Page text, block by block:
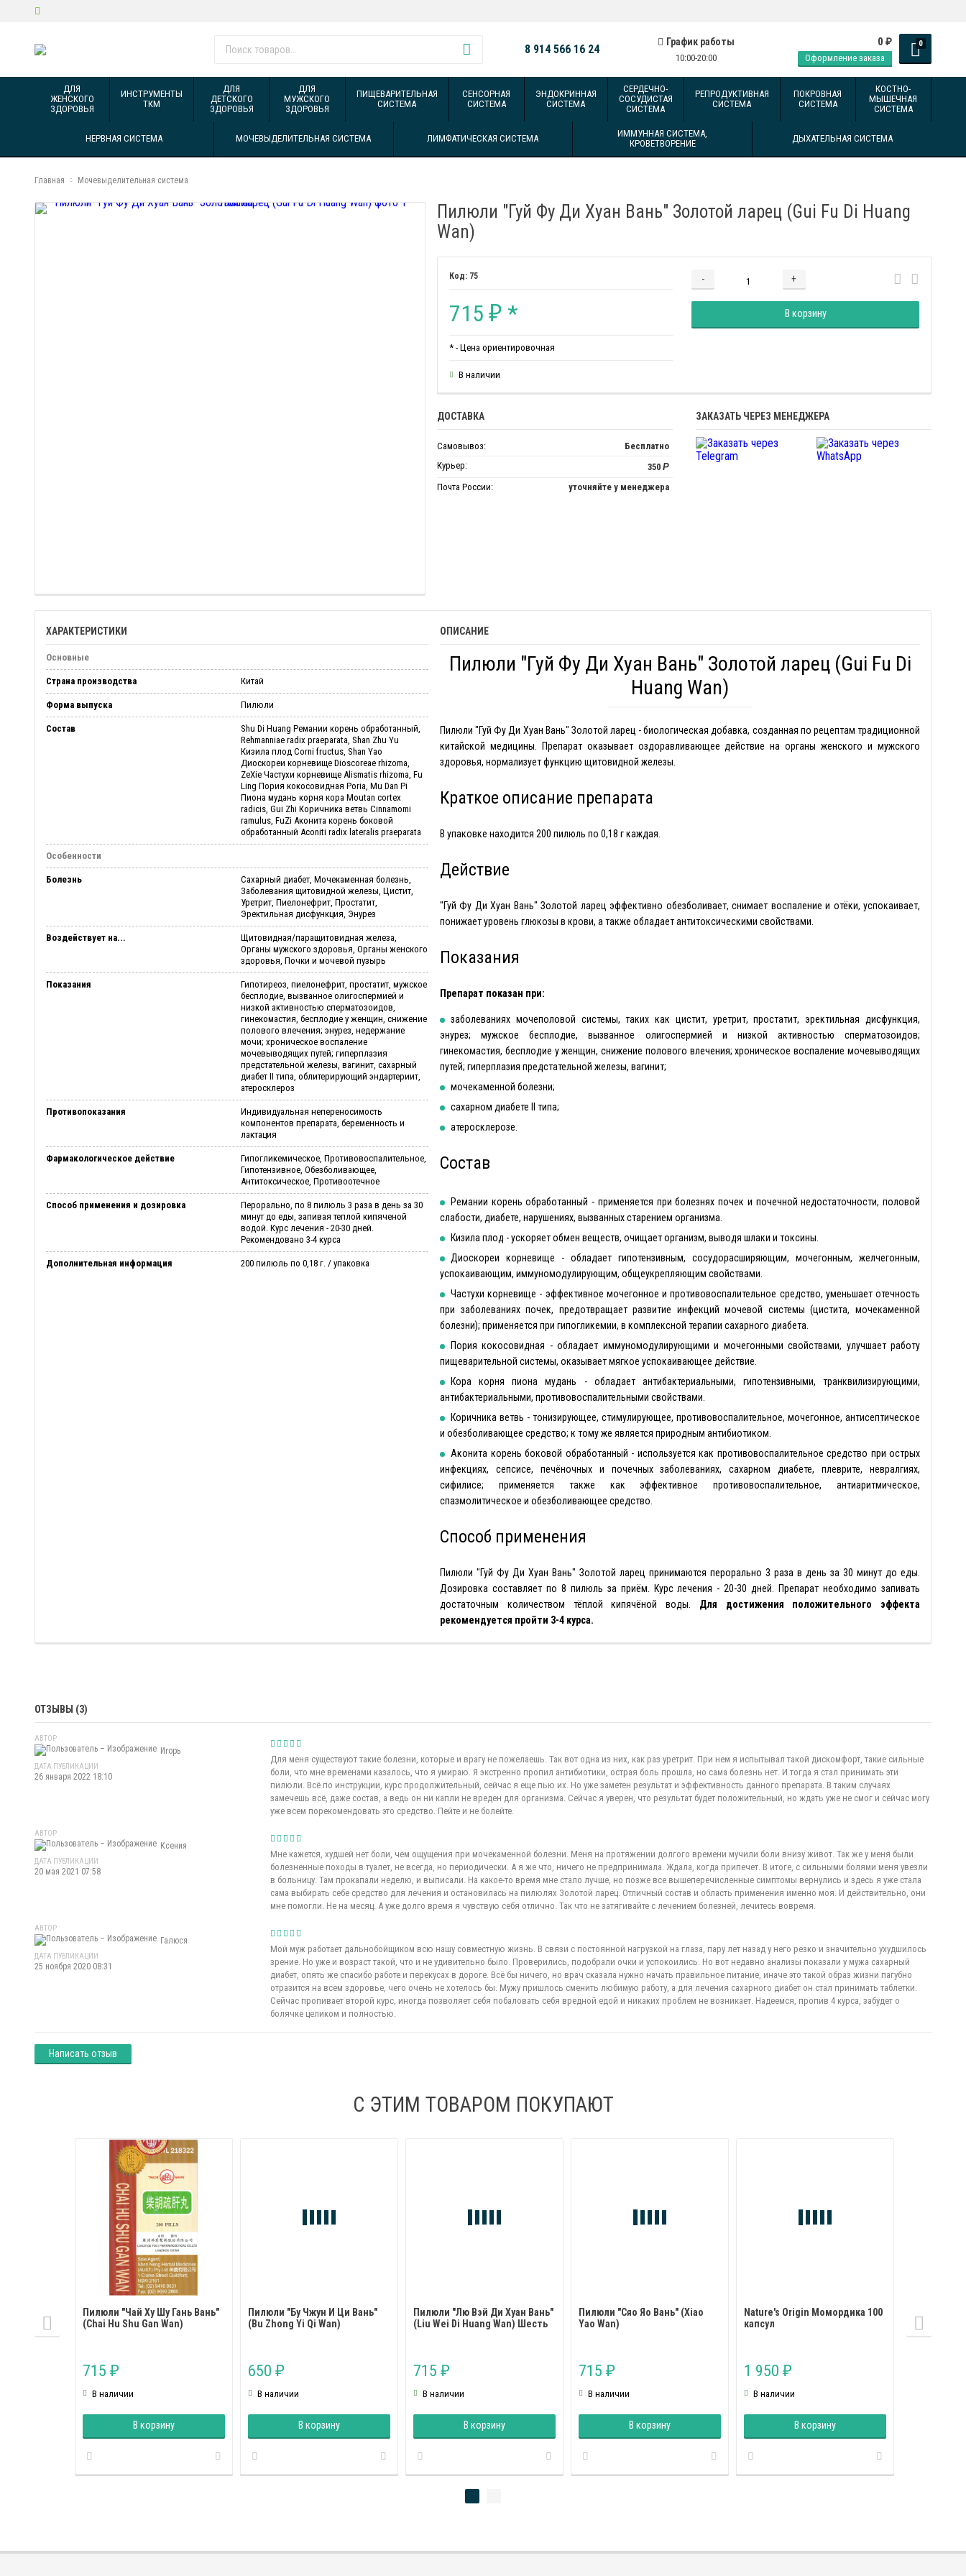
8 914 566 16 24
График работы
10:00-20:00
0
0 ₽
Оформление заказа
ДЛЯ
ЖЕНСКОГО
ЗДОРОВЬЯ
ИНСТРУМЕНТЫ
ТКМ
ДЛЯ
ДЕТСКОГО
ЗДОРОВЬЯ
ДЛЯ
МУЖСКОГО
ЗДОРОВЬЯ
ПИЩЕВАРИТЕЛЬНАЯ
СИСТЕМА
СЕНСОРНАЯ
СИСТЕМА
ЭНДОКРИННАЯ
СИСТЕМА
СЕРДЕЧНО-
СОСУДИСТАЯ
СИСТЕМА
РЕПРОДУКТИВНАЯ
СИСТЕМА
ПОКРОВНАЯ
СИСТЕМА
КОСТНО-
МЫШЕЧНАЯ
СИСТЕМА
НЕРВНАЯ СИСТЕМА МОЧЕВЫДЕЛИТЕЛЬНАЯ СИСТЕМА ЛИМФАТИЧЕСКАЯ СИСТЕМА
ИММУННАЯ СИСТЕМА,
КРОВЕТВОРЕНИЕ
ДЫХАТЕЛЬНАЯ СИСТЕМА
Главная Мочевыделительная система
Пилюли "Гуй Фу Ди Хуан Вань" Золотой ларец (Gui Fu Di Huang
Wan)
- +
Добавляется...
В корзину
Добавлен
75
715 ₽ *
* - Цена ориентировочная
В наличии
ДОСТАВКА
Самовывоз:
Бесплатно
Курьер:
350 Р
Почта России:
уточняйте у менеджера
ЗАКАЗАТЬ ЧЕРЕЗ МЕНЕДЖЕРА
ХАРАКТЕРИСТИКИ
Основные
Страна производства Китай
Форма выпуска Пилюли
Состав
Shu Di Huang Ремании корень обработанный,
Rehmanniae radix praeparata, Shan Zhu Yu
Кизила плод Corni fructus, Shan Yao
Диоскореи корневище Dioscoreae rhizoma,
ZeXie Частухи корневище Alismatis rhizoma, Fu
Ling Пория кокосовидная Poria, Mu Dan Pi
Пиона мудань корня кора Moutan cortex
radicis, Gui Zhi Коричника ветвь Cinnamomi
ramulus, FuZi Аконита корень боковой
обработанный Aconiti radix lateralis praeparata
Особенности
Болезнь
Сахарный диабет, Мочекаменная болезнь,
Заболевания щитовидной железы, Цистит,
Уретрит, Пиелонефрит, Простатит,
Эректильная дисфункция, Энурез
Воздействует на...
Щитовидная/паращитовидная железа,
Органы мужского здоровья, Органы женского
здоровья, Почки и мочевой пузырь
Показания
Гипотиреоз, пиелонефрит, простатит, мужское
бесплодие, вызванное олигоспермией и
низкой активностью сперматозоидов,
гинекомастия, бесплодие у женщин, снижение
полового влечения; энурез, недержание
мочи; хроническое воспаление
мочевыводящих путей; гиперплазия
предстательной железы, вагинит, сахарный
диабет ІІ типа, облитерирующий эндартериит,
атеросклероз
Противопоказания
Индивидуальная непереносимость
компонентов препарата, беременность и
лактация
Фармакологическое действие
Гипогликемическое, Противовоспалительное,
Гипотензивное, Обезболивающее,
Антитоксическое, Противоотечное
Способ применения и дозировка
Перорально, по 8 пилюль 3 раза в день за 30
минут до еды, запивая теплой кипяченой
водой. Курс лечения - 20-30 дней.
Рекомендовано 3-4 курса
Дополнительная информация 200 пилюль по 0,18 г. / упаковка
ОПИСАНИЕ
Пилюли "Гуй Фу Ди Хуан Вань" Золотой ларец (Gui Fu Di
Huang Wan)
Пилюли "Гуй Фу Ди Хуан Вань" Золотой ларец - биологическая добавка, созданная по рецептам традиционной
китайской медицины. Препарат оказывает оздоравливающее действие на органы женского и мужского
здоровья, нормализует функцию щитовидной железы.
Краткое описание препарата
В упаковке находится 200 пилюль по 0,18 г каждая.
Действие
"Гуй Фу Ди Хуан Вань" Золотой ларец эффективно обезболивает, снимает воспаление и отёки, успокаивает,
понижает уровень глюкозы в крови, а также обладает антитоксическими свойствами.
Показания
Препарат показан при:
заболеваниях мочеполовой системы, таких как цистит, уретрит, простатит, эректильная дисфункция,
энурез; мужское бесплодие, вызванное олигоспермией и низкой активностью сперматозоидов;
гинекомастия, бесплодие у женщин, снижение полового влечения; хроническое воспаление мочевыводящих
путей; гиперплазия предстательной железы, вагинит;
мочекаменной болезни;
сахарном диабете II типа;
атеросклерозе.
Состав
Ремании корень обработанный - применяется при болезнях почек и почечной недостаточности, половой
слабости, диабете, нарушениях, вызванных старением организма.
Кизила плод - ускоряет обмен веществ, очищает организм, выводя шлаки и токсины.
Диоскореи корневище - обладает гипотензивным, сосудорасширяющим, мочегонным, желчегонным,
успокаивающим, иммуномодулирующим, общеукрепляющим свойствами.
Частухи корневище - эффективное мочегонное и противовоспалительное средство, уменьшает отечность
при заболеваниях почек, предотвращает развитие инфекций мочевой системы (цистита, мочекаменной
болезни); применяется при гипогликемии, в комплексной терапии сахарного диабета.
Пория кокосовидная - обладает иммуномодулирующими и мочегонными свойствами, улучшает работу
пищеварительной системы, оказывает мягкое успокаивающее действие.
Кора корня пиона мудань - обладает антибактериальными, гипотензивными, транквилизирующими,
антибактериальными, противовоспалительными свойствами.
Коричника ветвь - тонизирующее, стимулирующее, противовоспалительное, мочегонное, антисептическое
и обезболивающее средство; к тому же является природным антибиотиком.
Аконита корень боковой обработанный - используется как противовоспалительное средство при острых
инфекциях, сепсисе, печёночных и почечных заболеваниях, сахарном диабете, плеврите, невралгиях,
сифилисе; применяется также как эффективное противовоспалительное, антиаритмическое,
спазмолитическое и обезболивающее средство.
Способ применения
Пилюли "Гуй Фу Ди Хуан Вань" Золотой ларец принимаются перорально 3 раза в день за 30 минут до еды.
Дозировка составляет по 8 пилюль за приём. Курс лечения - 20-30 дней. Препарат необходимо запивать
достаточным количеством тёплой кипячёной воды. Для достижения положительного эффекта
рекомендуется пройти 3-4 курса.
ОТЗЫВЫ (3)
АВТОР
Игорь
ДАТА ПУБЛИКАЦИИ
26 января 2022 18:10
Для меня существуют такие болезни, которые и врагу не пожелаешь. Так вот одна из них, как раз уретрит. При нем я испытывал такой дискомфорт, такие сильные
боли, что мне временами казалось, что я умираю. Я экстренно пропил антибиотики, острая боль прошла, но сама болезнь нет. И тогда я стал принимать эти
пилюли. Всё по инструкции, курс продолжительный, сейчас я еще пью их. Но уже заметен результат и эффективность данного препарата. В таким случаях
замечешь всё, даже состав, а ведь он ни капли не вреден для организма. Сейчас я уверен, что результат будет положительный, но ждать уже не смог и сейчас могу
уже всем порекомендовать это средство. Пейте и не болейте.
АВТОР
Ксения
ДАТА ПУБЛИКАЦИИ
20 мая 2021 07:58
Мне кажется, худшей нет боли, чем ощущения при мочекаменной болезни. Меня на протяжении долгого времени мучили боли внизу живот. Так же у меня были
болезненные походы в туалет, не всегда, но периодически. А я же что, ничего не предпринимала. Ждала, когда припечет. В итоге, с сильными болями меня увезли
в больницу. Там прокапали неделю, и выписали. На какое-то время мне стало лучше, но позже все вышеперечисленные симптомы вернулись и здесь я уже стала
сама выбирать себе средство для лечения и остановилась на пилюлях Золотой ларец. Отличный состав и область применения именно моя. И действительно, они
мне помогли. Не на месяц. А уже долго время я чувствую себя отлично. Так что не затягивайте с лечением болезней, лечитесь вовремя.
АВТОР
Галюся
ДАТА ПУБЛИКАЦИИ
25 ноября 2020 08:31
Мой муж работает дальнобойщиком всю нашу совместную жизнь. В связи с постоянной нагрузкой на глаза, пару лет назад у него резко и значительно ухудшилось
зрение. Но уже и возраст такой, что и не удивительно было. Проверились, подобрали очки и успокоились. Но вот недавно анализы показали у мужа сахарный
диабет, опять же спасибо работе и перекусах в дороге. Всё бы ничего, но врач сказала нужно начать правильное питание, иначе это такой образ жизни пагубно
отразится на всем здоровье, чего очень не хотелось бы. Мужу пришлось сменить любимую работу, а для лечения сахарного диабет он стал принимать таблетки.
Сейчас пропивает второй курс, иногда позволяет себя побаловать себя вредной едой и никаких проблем не возникает. Надеемся, пропив 4 курса, забудет о
болячке целиком и полностью.
Написать отзыв
С ЭТИМ ТОВАРОМ ПОКУПАЮТ
Пилюли "Чай Ху Шу Гань Вань"
(Chai Hu Shu Gan Wan)
715 ₽
В наличии
В корзину
Пилюли "Бу Чжун И Ци Вань"
(Bu Zhong Yi Qi Wan)
650 ₽
В наличии
В корзину
Пилюли "Лю Вэй Ди Хуан Вань"
(Liu Wei Di Huang Wan) Шесть
715 ₽
В наличии
В корзину
Пилюли "Сяо Яо Вань" (Xiao
Yao Wan)
715 ₽
В наличии
В корзину
Nature's Origin Момордика 100
капсул
1 950 ₽
В наличии
В корзину
Wan)